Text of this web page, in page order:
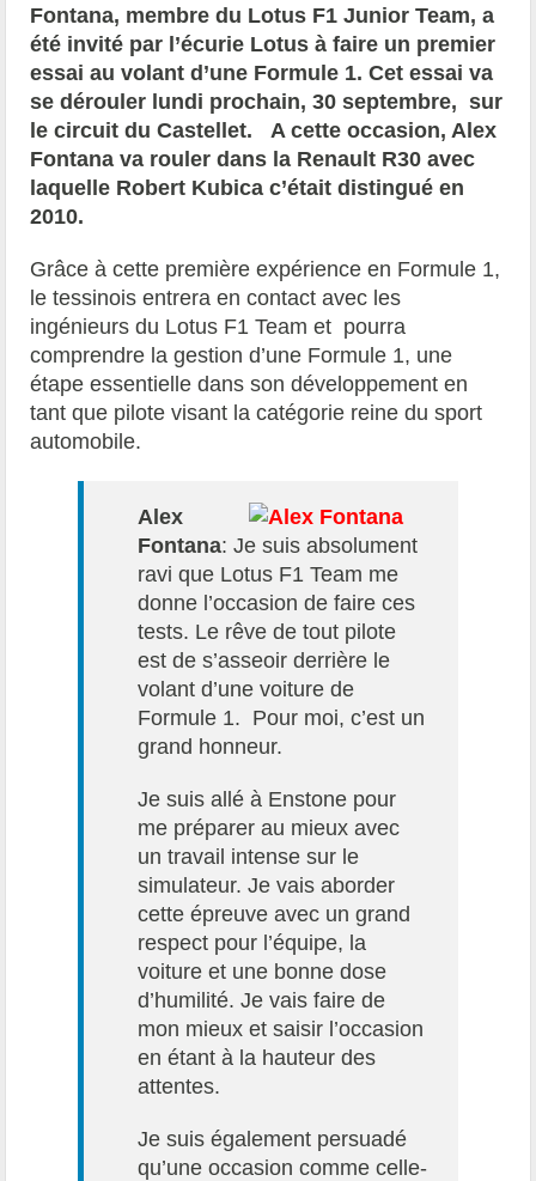
Fontana, membre du Lotus F1 Junior Team, a
été invité par l’écurie Lotus à faire un premier
essai au volant d’une Formule 1. Cet essai va
se dérouler lundi prochain, 30 septembre, sur
le circuit du Castellet. A cette occasion, Alex
Fontana va rouler dans la Renault R30 avec
laquelle Robert Kubica c’était distingué en
2010.
Grâce à cette première expérience en Formule 1,
le tessinois entrera en contact avec les
ingénieurs du Lotus F1 Team et pourra
comprendre la gestion d’une Formule 1, une
étape essentielle dans son développement en
tant que pilote visant la catégorie reine du sport
automobile.
Alex
Fontana: Je suis absolument
ravi que Lotus F1 Team me
donne l’occasion de faire ces
tests. Le rêve de tout pilote
est de s’asseoir derrière le
volant d’une voiture de
Formule 1. Pour moi, c’est un
grand honneur.
Je suis allé à Enstone pour
me préparer au mieux avec
un travail intense sur le
simulateur. Je vais aborder
cette épreuve avec un grand
respect pour l’équipe, la
voiture et une bonne dose
d’humilité. Je vais faire de
mon mieux et saisir l’occasion
en étant à la hauteur des
attentes.
Je suis également persuadé
qu’une occasion comme celle-